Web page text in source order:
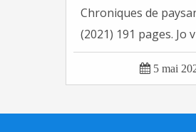
Chroniques de
(2021) 191 pages. Jo
 5 mai